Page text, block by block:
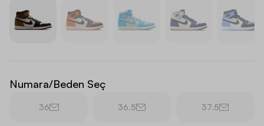
Numara/Beden Seç
36 36.5 37.5